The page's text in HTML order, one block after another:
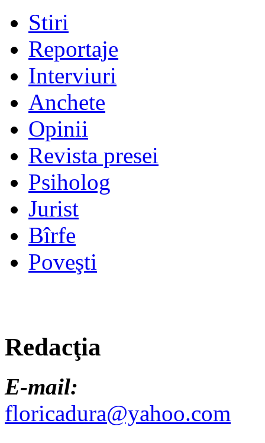
Stiri
Reportaje
Interviuri
Anchete
Opinii
Revista presei
Psiholog
Jurist
Bîrfe
Poveşti
Redacţia
E-mail:
floricadura@yahoo.com